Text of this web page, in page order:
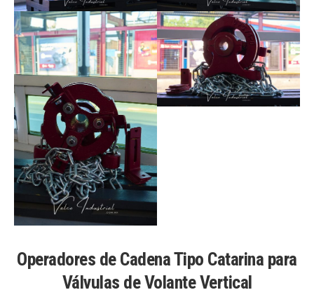
Operadores de Cadena Tipo Catarina para
Válvulas de Volante Vertical